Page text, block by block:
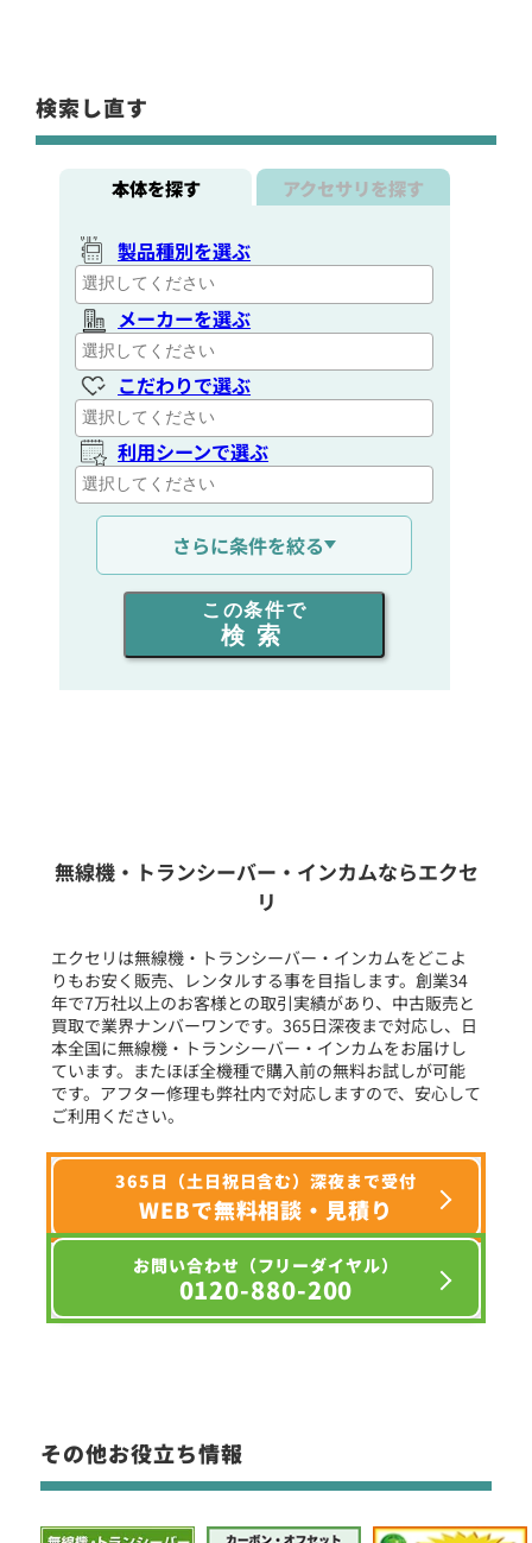
検索し直す
本体を探す アクセサリを探す
製品種別を選ぶ
メーカーを選ぶ
こだわりで選ぶ
利用シーンで選ぶ
通信距離を選ぶ
出力を選ぶ
同時通話人数を選ぶ
フリーワード入力(製品名等)
選択条件をリセット
さらに条件を絞る
この条件で
検索
無線機・トランシーバー・インカムならエクセ
リ
エクセリは無線機・トランシーバー・インカムをどこよ
りもお安く販売、レンタルする事を目指します。創業34
年で7万社以上のお客様との取引実績があり、中古販売と
買取で業界ナンバーワンです。365日深夜まで対応し、日
本全国に無線機・トランシーバー・インカムをお届けし
ています。またほぼ全機種で購入前の無料お試しが可能
です。アフター修理も弊社内で対応しますので、安心して
ご利用ください。
365日（土日祝日含む）深夜まで受付
WEBで無料相談・見積り
お問い合わせ（フリーダイヤル）
0120-880-200
その他お役立ち情報